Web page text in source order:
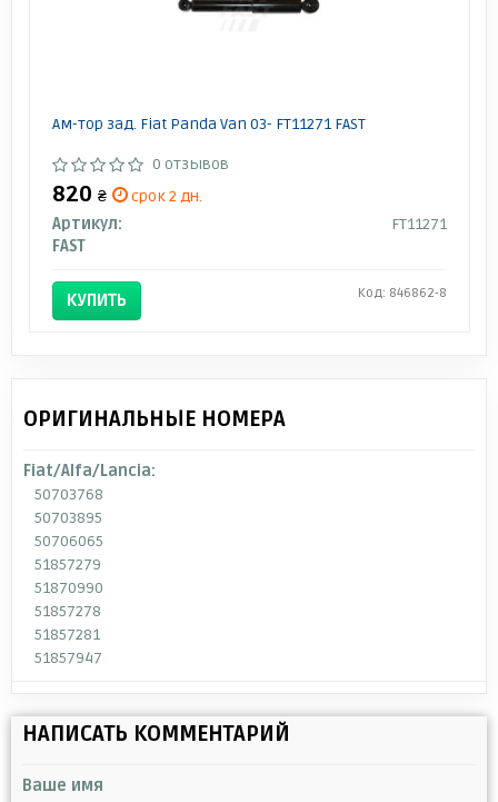
Ам-тор зад. Fiat Panda Van 03- FT11271 FAST
0 отзывов
820 ₴
срок 2 дн.
Артикул:
FT11271
FAST
КУПИТЬ Код: 846862-8
ОРИГИНАЛЬНЫЕ НОМЕРА
Fiat/Alfa/Lancia:
50703768
50703895
50706065
51857279
51870990
51857278
51857281
51857947
НАПИСАТЬ КОММЕНТАРИЙ
Ваше имя